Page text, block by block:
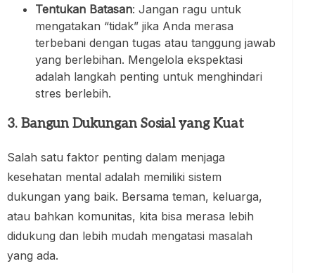
Tentukan Batasan: Jangan ragu untuk
mengatakan “tidak” jika Anda merasa
terbebani dengan tugas atau tanggung jawab
yang berlebihan. Mengelola ekspektasi
adalah langkah penting untuk menghindari
stres berlebih.
3. Bangun Dukungan Sosial yang Kuat
Salah satu faktor penting dalam menjaga
kesehatan mental adalah memiliki sistem
dukungan yang baik. Bersama teman, keluarga,
atau bahkan komunitas, kita bisa merasa lebih
didukung dan lebih mudah mengatasi masalah
yang ada.